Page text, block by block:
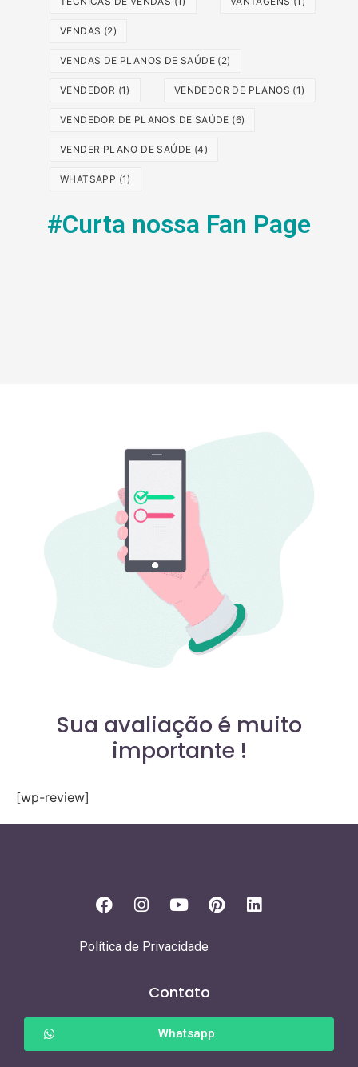
VENDAS (2)
VENDAS DE PLANOS DE SAÚDE (2)
VENDEDOR (1) VENDEDOR DE PLANOS (1)
VENDEDOR DE PLANOS DE SAÚDE (6)
VENDER PLANO DE SAÚDE (4)
WHATSAPP (1)
#Curta nossa Fan Page
Sua avaliação é muito
importante !
[wp-review]
Política de Privacidade
Contato
Whatsapp